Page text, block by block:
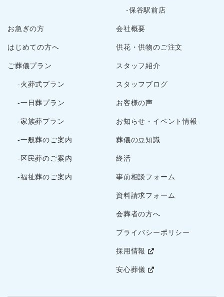
2023年5月
2023年3月
2022年10月
2022年9月
2022年8月
2022年4月
2022年3月
お急ぎの方
はじめての方へ
ご葬儀プラン
-火葬式プラン
-一日葬プラン
-家族葬プラン
-一般葬のご案内
-区民葬のご案内
-福祉葬のご案内
-保谷駅前店
会社概要
供花・供物のご注文
スタッフ紹介
スタッフブログ
お客様の声
お知らせ・イベント情報
葬儀の豆知識
終活
事前相談フォーム
資料請求フォーム
会葬者の方へ
プライバシーポリシー
採用情報
安心葬儀